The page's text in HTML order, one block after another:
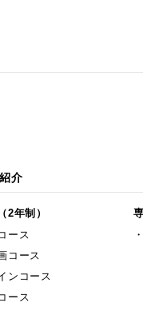
介
2年制）
ース
コース
ンコース
ース